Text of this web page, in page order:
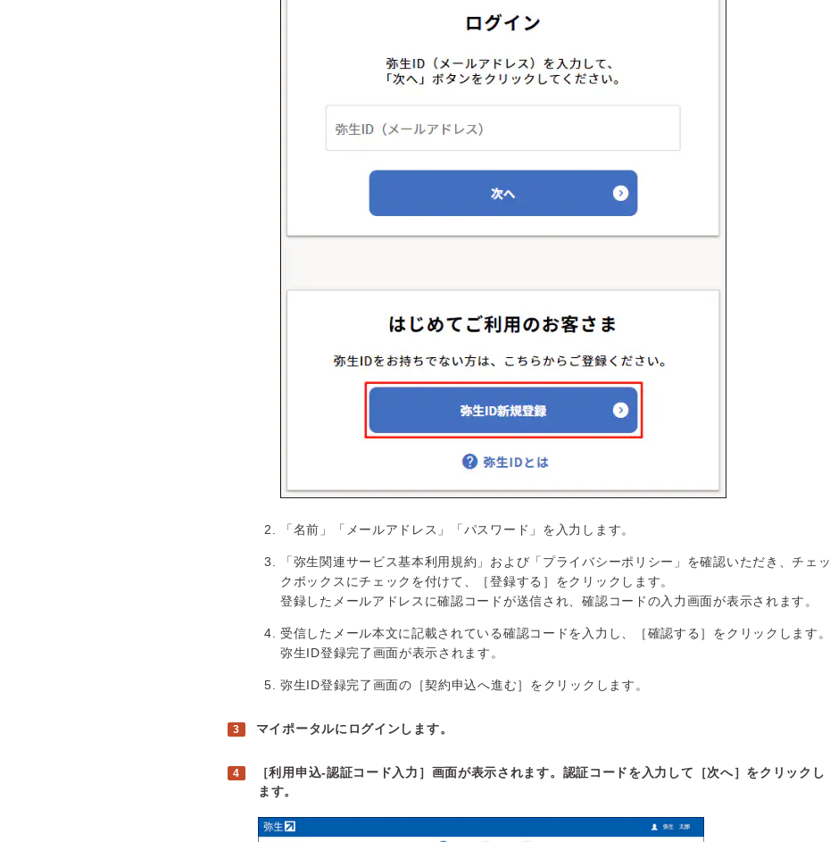
「名前」「メールアドレス」「パスワード」を入力します。
「弥生関連サービス基本利用規約」および「プライバシーポリシー」を確認いただき、チェッ
クボックスにチェックを付けて、［登録する］をクリックします。
登録したメールアドレスに確認コードが送信され、確認コードの入力画面が表示されます。
受信したメール本文に記載されている確認コードを入力し、［確認する］をクリックします。
弥生ID登録完了画面が表示されます。
弥生ID登録完了画面の［契約申込へ進む］をクリックします。
マイポータルにログインします。
［利用申込-認証コード入力］画面が表示されます。認証コードを入力して［次へ］をクリックし
ます。